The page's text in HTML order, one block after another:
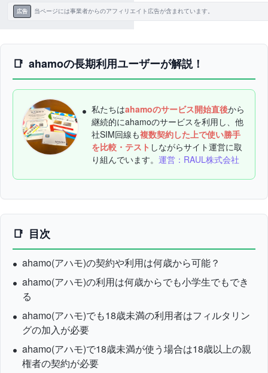
広告 当ページには事業者からのアフィリエイト広告が含まれています。
ahamoの長期利用ユーザーが解説！
私たちはahamoのサービス開始直後から
継続的にahamoのサービスを利用し、他
社SIM回線も複数契約した上で使い勝手
を比較・テスト しながらサイト運営に取
り組んでいます。 運営：RAUL株式会社
目次
ahamo(アハモ)の契約や利用は何歳から可能？
ahamo(アハモ)の利用は何歳からでも小学生でもでき
る
ahamo(アハモ)でも18歳未満の利用者はフィルタリン
グの加入が必要
ahamo(アハモ)で18歳未満が使う場合は18歳以上の親
権者の契約が必要